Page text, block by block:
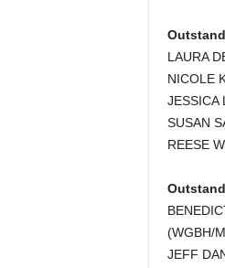
LAURA
NICOLE
JESSICA
SUSAN
REESE
(WGBH/
JEFF